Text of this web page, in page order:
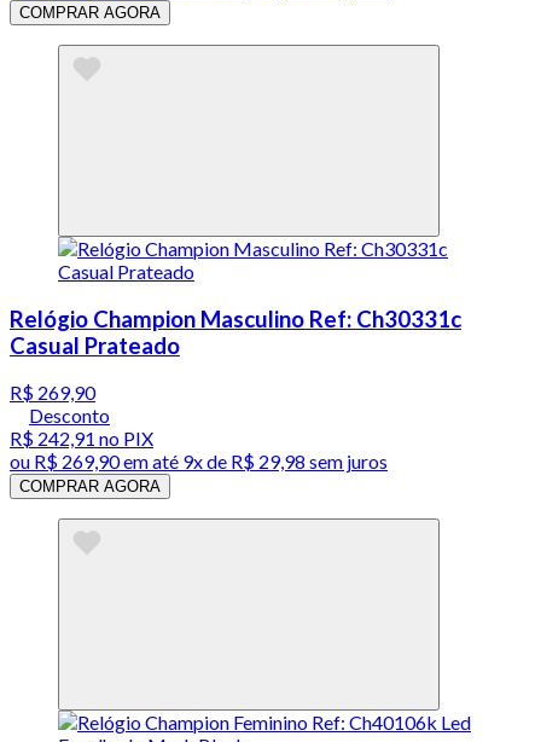
COMPRAR AGORA
Relógio Champion Masculino Ref: Ch30331c
Casual Prateado
R$ 269,90
Desconto
R$ 242,91 no PIX
ou R$ 269,90em até 9x de R$ 29,98 sem juros
COMPRAR AGORA